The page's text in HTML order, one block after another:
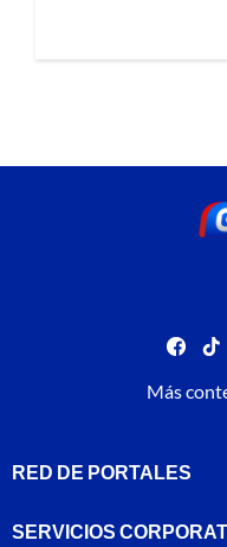
Más
RED DE PORTALES
SERVICIOS